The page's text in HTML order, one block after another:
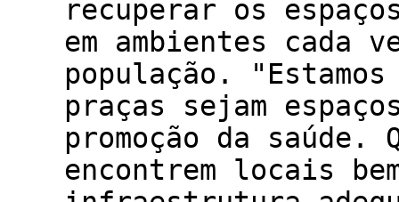
recuperar os
em ambientes cada
população.
praças sejam
promoção da saúde.
encontrem locais